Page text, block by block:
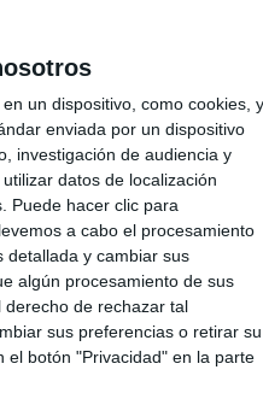
un dispositivo, como cookies, y
enviada por un dispositivo
investigación de audiencia y
datos de localización
Puede hacer clic para
a cabo el procesamiento
detallada y cambiar sus
algún procesamiento de sus
de rechazar tal
sus preferencias o retirar su
el botón "Privacidad" en la parte
SIGUE NUESTROS